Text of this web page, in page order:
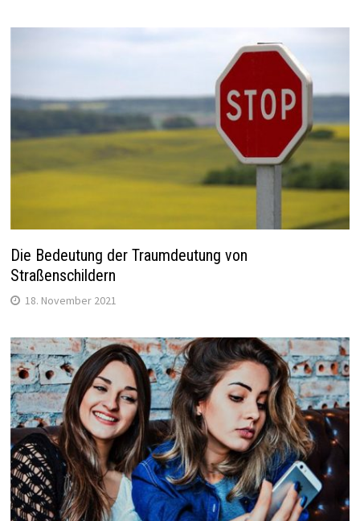
Die Bedeutung der Traumdeutung von
Straßenschildern
18. November 2021